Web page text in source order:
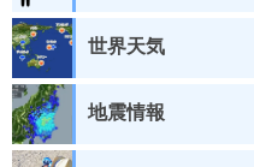
世界天気
地震情報